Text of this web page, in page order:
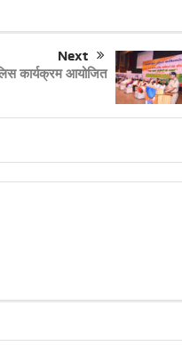
Next
कार्यक्रम आयोजित